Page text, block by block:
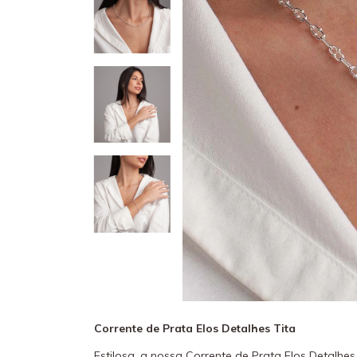
Corrente de Prata Elos Detalhes Tita